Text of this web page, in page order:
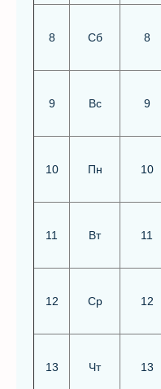
8 Сб 8
9 Вс 9
10 Пн 10
11 Вт 11
12 Ср 12
13 Чт 13